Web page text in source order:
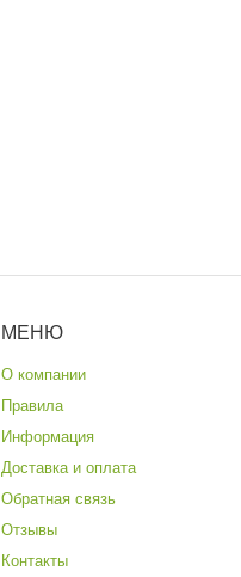
МЕНЮ
О компании
Правила
Информация
Доставка и оплата
Обратная связь
Отзывы
Контакты